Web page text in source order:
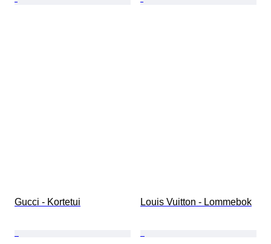
Gucci - Kortetui Louis Vuitton - Lommebok